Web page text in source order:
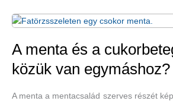
veszünk?
A menta és a
közük van egymáshoz?
A menta a mentacsalád szerves részét